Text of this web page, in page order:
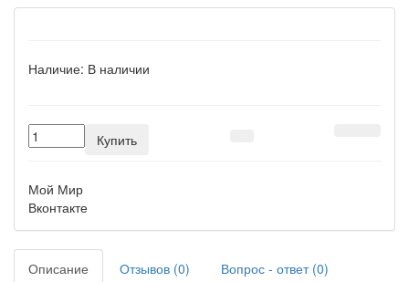
Наличие: В наличии
Купить
Мой Мир
Вконтакте
Описание Отзывов (0)
Вопрос - ответ (0)